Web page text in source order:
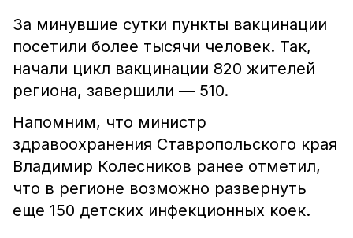
За минувшие сутки пункты вакцинации
посетили более тысячи человек. Так,
начали цикл вакцинации 820 жителей
региона, завершили — 510.
Напомним, что министр
здравоохранения Ставропольского края
Владимир Колесников ранее отметил,
что в регионе возможно развернуть
еще 150 детских инфекционных коек.